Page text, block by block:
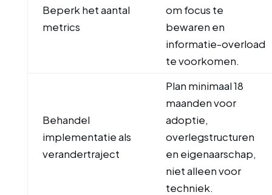
Beperk het aantal
metrics
om focus te
bewaren en
informatie-overload
te voorkomen.
Behandel
implementatie als
verandertraject
Plan minimaal 18
maanden voor
adoptie,
overlegstructuren
en eigenaarschap,
niet alleen voor
techniek.